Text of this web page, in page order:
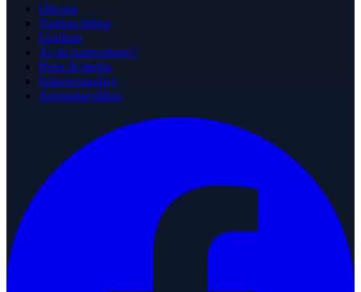
Om oss
Vanliga frågor
Lexikon
Är du hantverkare?
Press & media
Sekretesspolicy
Användarvillkor